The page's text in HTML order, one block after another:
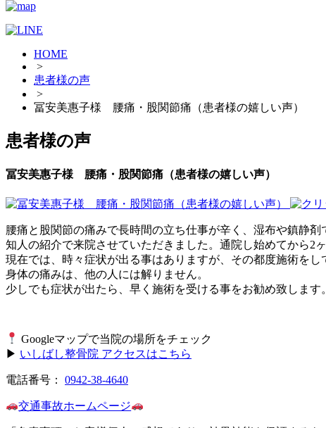
HOME
>
患者様の声
>
冨安美惠子様 腰痛・股関節痛（患者様の嬉しい声）
患者様の声
冨安美惠子様 腰痛・股関節痛（患者様の嬉しい声）
腰痛と股関節の痛みで長時間の立ち仕事が辛く、湿布や鎮静剤
知人の紹介で来院させていただきました。通院し始めてから2
現在では、時々症状が出る事はありますが、その都度施術を
身体の痛みは、他の人には解りません。
少しでも症状が出たら、早く施術を受ける事をお勧め致します。
Googleマップで当院の場所をチェック
▶ いしばし整骨院 アクセスはこちら
電話番号： 0942-38-4640
交通事故ホームページ